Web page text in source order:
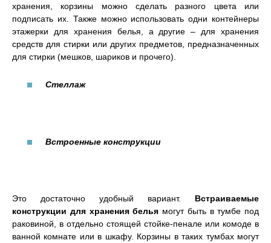
хранения, корзины можно сделать разного цвета или
подписать их. Также можно использовать одни контейнеры
этажерки для хранения белья, а другие – для хранения
средств для стирки или других предметов, предназначенных
для стирки (мешков, шариков и прочего).
Стеллаж
Встроенные конструкции
Это достаточно удобный вариант. Встраиваемые
конструкции для хранения белья могут быть в тумбе под
раковиной, в отдельно стоящей стойке-пенале или комоде в
ванной комнате или в шкафу. Корзины в таких тумбах могут